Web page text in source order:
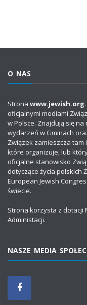
O NAS
Strona
oficjalnymi mediami
w Polsce. Znajdują się
wydarzeń w Gminach
Związek zamieszcza
które organizuje, lub
oficjalne stanowisko
dotyczące życia polskich
European Jewish
świecie.
Strona korzysta z dotacji
Administacji.
NASZE MEDIA